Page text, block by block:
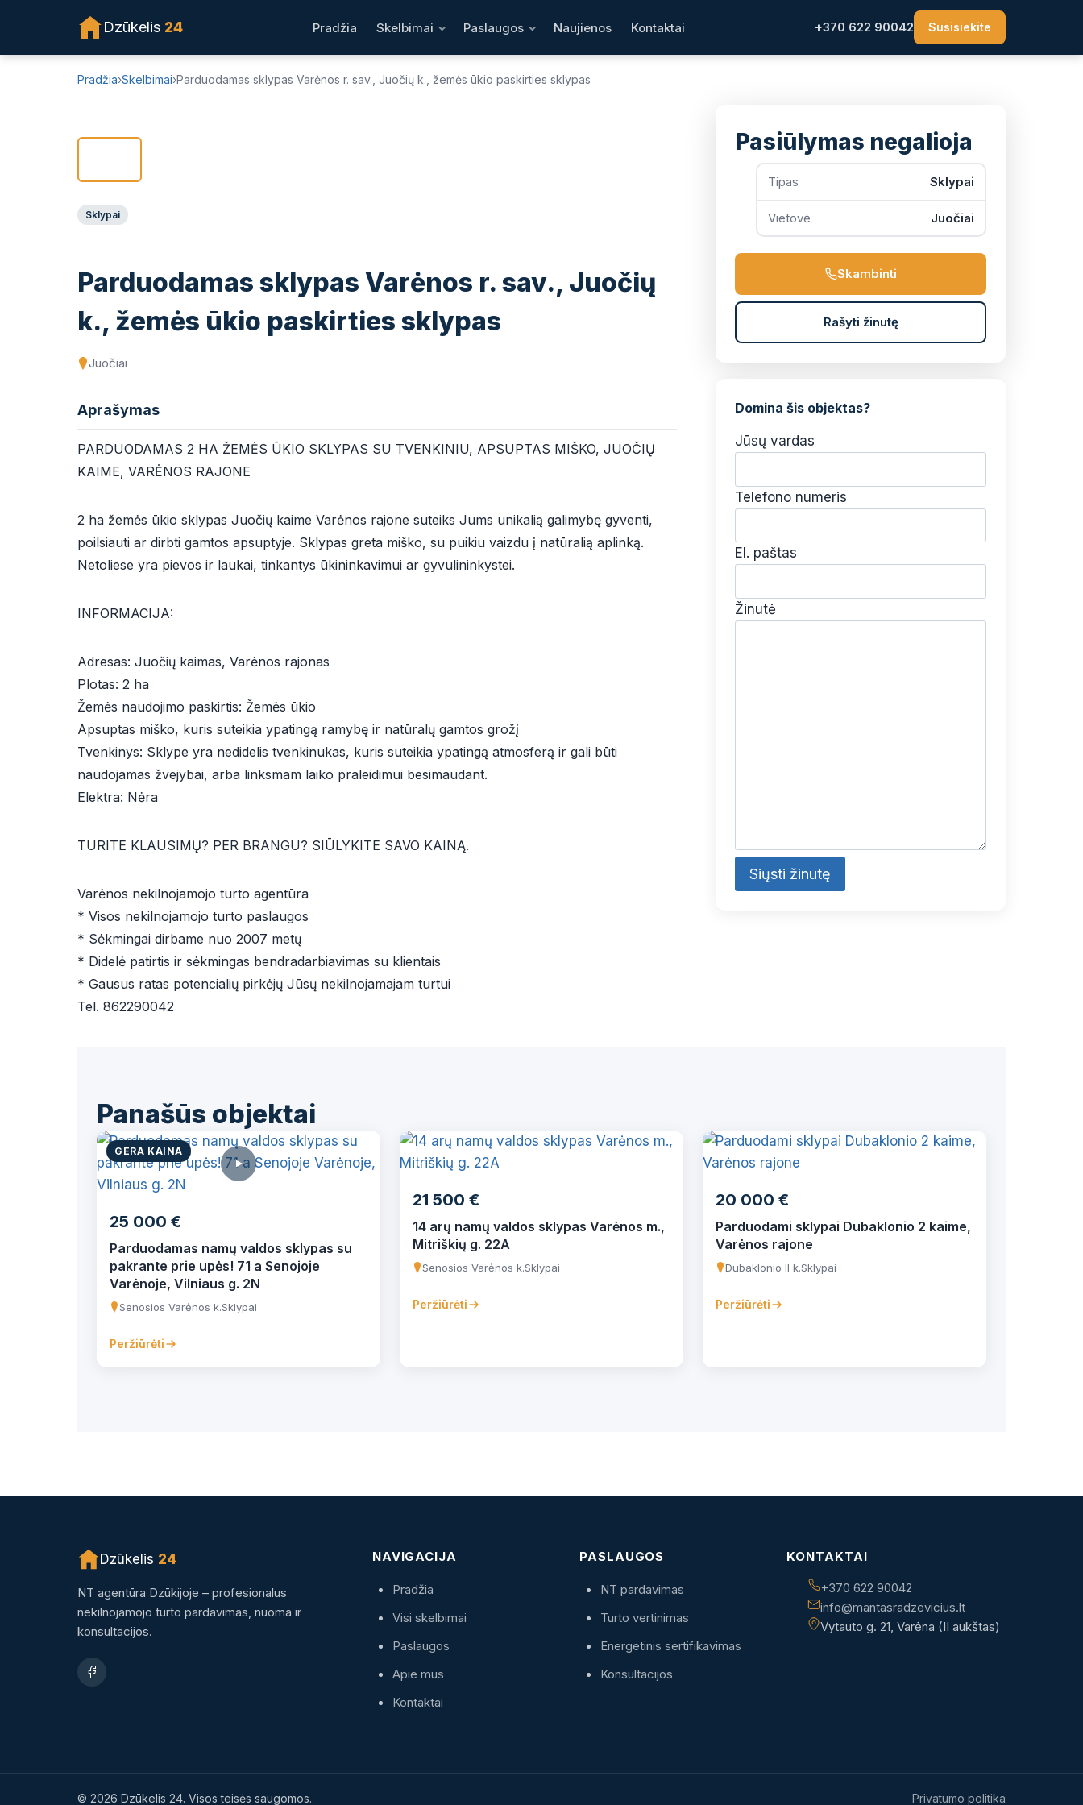
Dzūkelis 24 Pradžia Skelbimai Paslaugos Naujienos Kontaktai +370 622 90042 Susisiekite
Pradžia›Skelbimai›Parduodamas sklypas Varėnos r. sav., Juočių k., žemės ūkio paskirties sklypas
❮
PASIŪLYMAS NEGALIOJA!
Sklypai
Parduodamas sklypas Varėnos r. sav., Juočių
k., žemės ūkio paskirties sklypas
Juočiai
Aprašymas
PARDUODAMAS 2 HA ŽEMĖS ŪKIO SKLYPAS SU TVENKINIU, APSUPTAS MIŠKO, JUOČIŲ
KAIME, VARĖNOS RAJONE
2 ha žemės ūkio sklypas Juočių kaime Varėnos rajone suteiks Jums unikalią galimybę gyventi,
poilsiauti ar dirbti gamtos apsuptyje. Sklypas greta miško, su puikiu vaizdu į natūralią aplinką.
Netoliese yra pievos ir laukai, tinkantys ūkininkavimui ar gyvulininkystei.
INFORMACIJA:
Adresas: Juočių kaimas, Varėnos rajonas
Plotas: 2 ha
Žemės naudojimo paskirtis: Žemės ūkio
Apsuptas miško, kuris suteikia ypatingą ramybę ir natūralų gamtos grožį
Tvenkinys: Sklype yra nedidelis tvenkinukas, kuris suteikia ypatingą atmosferą ir gali būti
naudojamas žvejybai, arba linksmam laiko praleidimui besimaudant.
Elektra: Nėra
TURITE KLAUSIMŲ? PER BRANGU? SIŪLYKITE SAVO KAINĄ.
Varėnos nekilnojamojo turto agentūra
* Visos nekilnojamojo turto paslaugos
* Sėkmingai dirbame nuo 2007 metų
* Didelė patirtis ir sėkmingas bendradarbiavimas su klientais
* Gausus ratas potencialių pirkėjų Jūsų nekilnojamajam turtui
Tel. 862290042
Pasiūlymas negalioja
Tipas Sklypai
Vietovė Juočiai
Skambinti
Rašyti žinutę
Domina šis objektas?
Jūsų vardas
Telefono numeris
El. paštas
Žinutė
Panašūs objektai
GERA KAINA
25 000 €
Parduodamas namų valdos sklypas su
pakrante prie upės! 71 a Senojoje
Varėnoje, Vilniaus g. 2N
Senosios Varėnos k.Sklypai
Peržiūrėti
21 500 €
14 arų namų valdos sklypas Varėnos m.,
Mitriškių g. 22A
Senosios Varėnos k.Sklypai
Peržiūrėti
20 000 €
Parduodami sklypai Dubaklonio 2 kaime,
Varėnos rajone
Dubaklonio II k.Sklypai
Peržiūrėti
Dzūkelis 24
NT agentūra Dzūkijoje – profesionalus
nekilnojamojo turto pardavimas, nuoma ir
konsultacijos.
NAVIGACIJA
Pradžia
Visi skelbimai
Paslaugos
Apie mus
Kontaktai
PASLAUGOS
NT pardavimas
Turto vertinimas
Energetinis sertifikavimas
Konsultacijos
KONTAKTAI
+370 622 90042
info@mantasradzevicius.lt
Vytauto g. 21, Varėna (II aukštas)
© 2026 Dzūkelis 24. Visos teisės saugomos. Privatumo politika